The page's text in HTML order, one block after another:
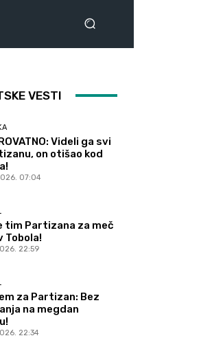
VESTI
Videli ga svi
on otišao kod
07:04
tim Partizana za meč
Tobola!
22:59
za Partizan: Bez
na megdan
22:34